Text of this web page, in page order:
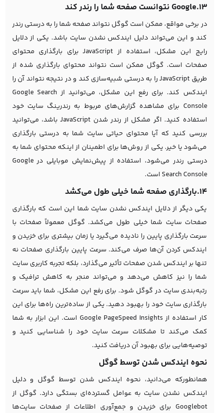
13.Google نتوانست صفحه شما را رندر کند
در برخی مواقع، ممکن است گوگل نتواند صفحه شما را به درستی رندر
کند و این می‌تواند دلیل ایندکس نشدن سایت باشد. یکی از دلایل
رایج این مشکل، استفاده از JavaScript برای بارگذاری محتوای
صفحات است. گوگل ممکن است نتواند محتوای بارگذاری شده از
طریق JavaScript را به درستی شبیه‌سازی کند و در نتیجه نتواند آن را
ایندکس کند. برای رفع این مشکل، می‌توانید از Google Search
Console برای مشاهده گزارش‌های مربوط به رندرینگ سایت خود
استفاده کنید. اگر مشکل از رندر شدن JavaScript باشد، می‌توانید
بررسی کنید که آیا محتوای حیاتی سایت شما به درستی بارگذاری
می‌شود یا خیر. یکی از روش‌ها برای اطمینان از اینکه محتوای شما به
درستی رندر می‌شود، استفاده از پیش‌نمایش موبایلی در Google
Search Console است.
14.بارگذاری صفحه شما خیلی طول می‌کشد
یکی دیگر از دلایل ایندکس نشدن سایت شما این است که بارگذاری
صفحات سایت شما خیلی طول می‌کشد. گوگل معمولاً صفحات با
سرعت بارگذاری پایین را نادیده می‌گیرد یا زمان بیشتری برای خزیدن و
ایندکس کردن آن‌ها صرف می‌کند. سرعت پایین بارگذاری صفحات نه
تنها بر ایندکس شدن صفحات تأثیر می‌گذارد، بلکه تجربه کاربری سایت
شما را نیز کاهش می‌دهد و می‌تواند منجر به کاهش ترافیک و
رتبه‌بندی سایت در گوگل شود. برای رفع این مشکل، شما باید سرعت
بارگذاری سایت خود را بهبود دهید. یکی از ساده‌ترین راه‌ها برای این
کار استفاده از Google PageSpeed Insights است. این ابزار به شما
کمک می‌کند تا مشکلات سرعت سایت خود را شناسایی کنید و
توصیه‌هایی برای بهبود آن دریافت کنید.
نحوه ایندکس شدن توسط گوگل
همانطورکه می‌دانید، نحوه ایندکس شدن توسط گوگل و دلیل
ایندکس نشدن سایت به عوامل گسترده‌ای بستگی دارد. گوگل از
Googlebot برای خزیدن و جمع‌آوری اطلاعات از صفحات سایت‌ها